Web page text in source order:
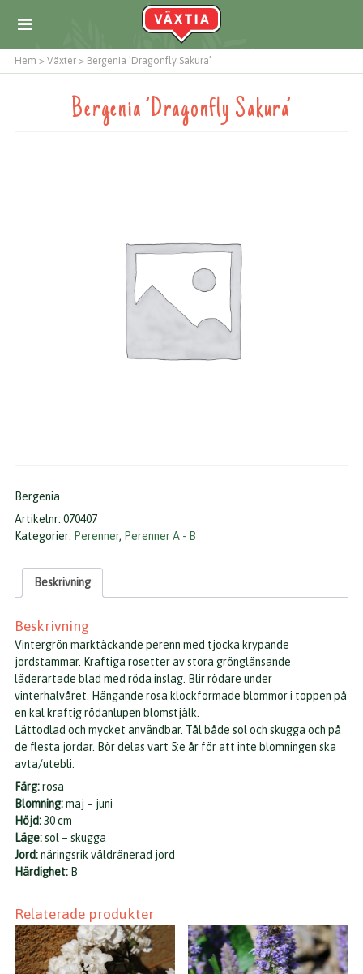
Hem > Växter > Bergenia ’Dragonfly Sakura’
Bergenia ’Dragonfly Sakura’
Bergenia
Artikelnr: 070407
Kategorier: Perenner, Perenner A - B
Beskrivning
Beskrivning
Vintergrön marktäckande perenn med tjocka krypande
jordstammar. Kraftiga rosetter av stora grönglänsande
läderartade blad med röda inslag. Blir rödare under
vinterhalvåret. Hängande rosa klockformade blommor i toppen på
en kal kraftig rödanlupen blomstjälk.
Lättodlad och mycket användbar. Tål både sol och skugga och på
de flesta jordar. Bör delas vart 5:e år för att inte blomningen ska
avta/utebli.
Färg:rosa
Blomning:maj – juni
Höjd:30 cm
Läge:sol – skugga
Jord:näringsrik väldränerad jord
Härdighet: B
Relaterade produkter